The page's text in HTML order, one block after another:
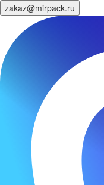
zakaz@mirpack.ru